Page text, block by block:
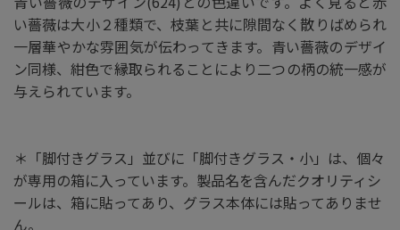
い薔薇は大小２種類で、枝葉と共に隙間なく散りばめられ
一層華やかな雰囲気が伝わってきます。青い薔薇のデザイ
ン同様、紺色で縁取られることにより二つの柄の統一感が
与えられています。
＊「脚付きグラス」並びに「脚付きグラス・小」は、個々
が専用の箱に入っています。製品名を含んだクオリティシ
ールは、箱に貼ってあり、グラス本体には貼ってありませ
ん。